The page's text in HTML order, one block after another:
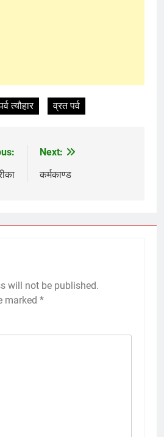
त्यौहार व्रत पर्व
Next:
कर्मकाण्ड
will not be published.
marked *